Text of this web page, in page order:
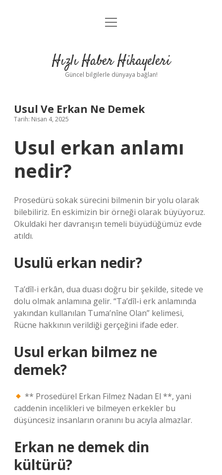
Anasayfa
Yasal Uyarı
menüyü
Hızlı Haber Hikayeleri
Güncel bilgilerle dünyaya bağlan!
Usul Ve Erkan Ne Demek
Tarih: Nisan 4, 2025
Usul erkan anlamı
nedir?
Prosedürü sokak sürecini bilmenin bir yolu olarak
bilebiliriz. En eskimizin bir örneği olarak büyüyoruz.
Okuldaki her davranışın temeli büyüdüğümüz evde
atıldı.
Usulü erkan nedir?
Ta’dîl-i erkân, dua duası doğru bir şekilde, sitede ve
dolu olmak anlamına gelir. “Ta’dîl-i erk anlamında
yakından kullanılan Tuma’nîne Olan” kelimesi,
Rücne hakkının verildiği gerçeğini ifade eder.
Usul erkan bilmez ne
demek?
** Prosedürel Erkan Filmez Nadan El **, yani
caddenin incelikleri ve bilmeyen erkekler bu
düşüncesiz insanların oranını bu acıyla almazlar.
Erkan ne demek din
kültürü?